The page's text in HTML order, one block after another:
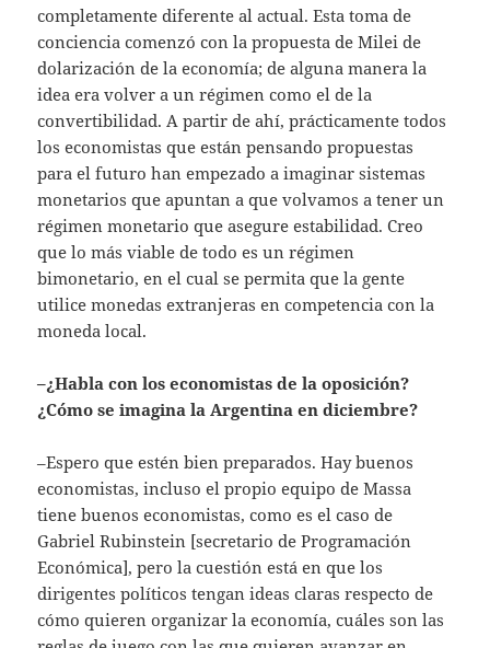
completamente diferente al actual. Esta toma de
conciencia comenzó con la propuesta de Milei de
dolarización de la economía; de alguna manera la
idea era volver a un régimen como el de la
convertibilidad. A partir de ahí, prácticamente todos
los economistas que están pensando propuestas
para el futuro han empezado a imaginar sistemas
monetarios que apuntan a que volvamos a tener un
régimen monetario que asegure estabilidad. Creo
que lo más viable de todo es un régimen
bimonetario, en el cual se permita que la gente
utilice monedas extranjeras en competencia con la
moneda local.
–¿Habla con los economistas de la oposición?
¿Cómo se imagina la Argentina en diciembre?
–Espero que estén bien preparados. Hay buenos
economistas, incluso el propio equipo de Massa
tiene buenos economistas, como es el caso de
Gabriel Rubinstein [secretario de Programación
Económica], pero la cuestión está en que los
dirigentes políticos tengan ideas claras respecto de
cómo quieren organizar la economía, cuáles son las